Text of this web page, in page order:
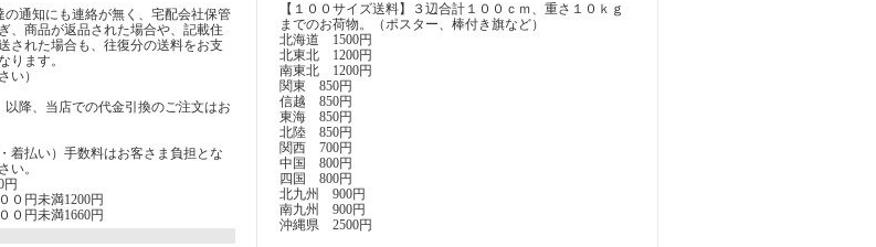
の通知にも連絡が無く、宅配会社保管
、商品が返品された場合や、記載住
された場合も、往復分の送料をお支
ります。
い）
降、当店での代金引換のご注文はお
着払い）手数料はお客さま負担とな
い。
円
０円未満1200円
０円未満1660円
【１００サイズ送料】３辺合計１００ｃｍ、重さ１０ｋｇ
までのお荷物。（ポスター、棒付き旗など）
北海道 1500円
北東北 1200円
南東北 1200円
関東 850円
信越 850円
東海 850円
北陸 850円
関西 700円
中国 800円
四国 800円
北九州 900円
南九州 900円
沖縄県 2500円